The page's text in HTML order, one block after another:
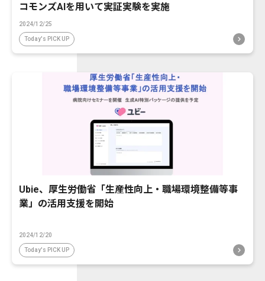
コモンズAIを用いて実証実験を実施
2024/12/25
Today's PICK UP
Ubie、厚生労働省「生産性向上・職場環境整備等事
業」の活用支援を開始
2024/12/20
Today's PICK UP